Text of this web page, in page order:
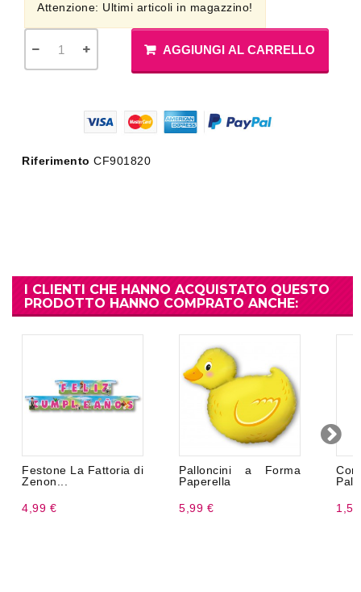
Attenzione: Ultimi articoli in magazzino!
AGGIUNGI AL CARRELLO
Riferimento CF901820
I CLIENTI CHE HANNO ACQUISTATO QUESTO
PRODOTTO HANNO COMPRATO ANCHE:
Festone La Fattoria di
Zenon...
4,99 €
Palloncini a Forma
Paperella
5,99 €